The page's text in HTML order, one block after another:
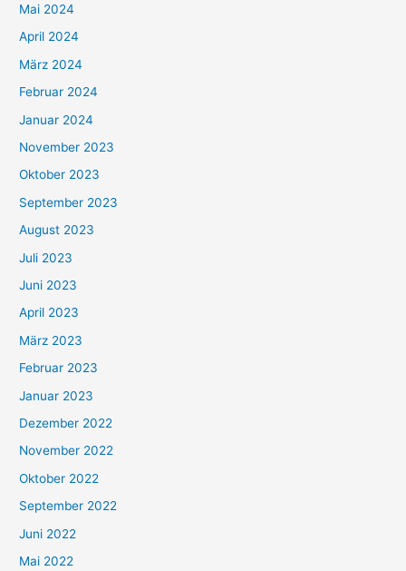
Mai 2024
April 2024
März 2024
Februar 2024
Januar 2024
November 2023
Oktober 2023
September 2023
August 2023
Juli 2023
Juni 2023
April 2023
März 2023
Februar 2023
Januar 2023
Dezember 2022
November 2022
Oktober 2022
September 2022
Juni 2022
Mai 2022